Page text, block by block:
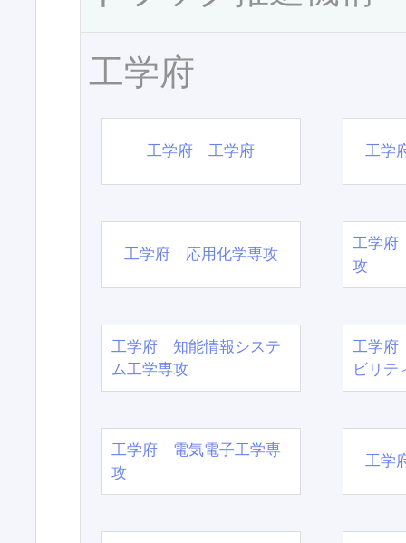
工学府
工学府 工学府 工学
工学府 応用化学専攻
工学府
攻
工学府 知能情報システ
ム工学専攻
工学府
ビリテ
工学府 電気電子工学専
攻
工学